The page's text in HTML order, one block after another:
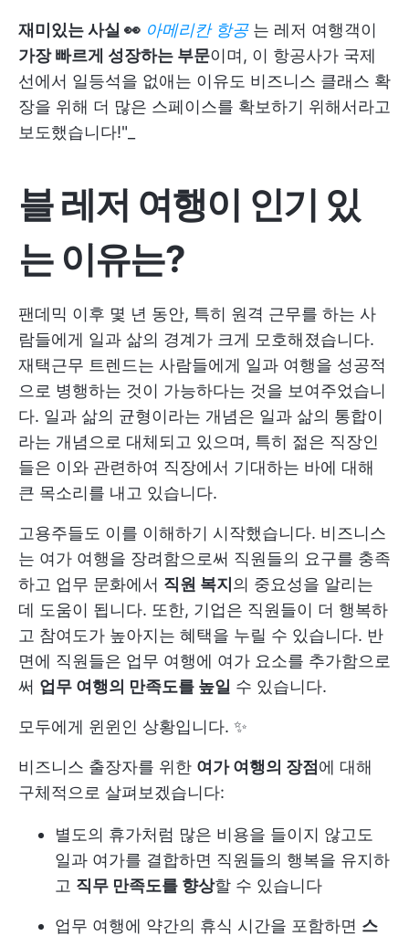
재미있는 사실 👀 아메리칸 항공는 레저 여행객이
가장 빠르게 성장하는 부문이며, 이 항공사가 국제
선에서 일등석을 없애는 이유도 비즈니스 클래스 확
장을 위해 더 많은 스페이스를 확보하기 위해서라고
보도했습니다!"_
블 레저 여행이 인기 있
는 이유는?
팬데믹 이후 몇 년 동안, 특히 원격 근무를 하는 사
람들에게 일과 삶의 경계가 크게 모호해졌습니다.
재택근무 트렌드는 사람들에게 일과 여행을 성공적
으로 병행하는 것이 가능하다는 것을 보여주었습니
다. 일과 삶의 균형이라는 개념은 일과 삶의 통합이
라는 개념으로 대체되고 있으며, 특히 젊은 직장인
들은 이와 관련하여 직장에서 기대하는 바에 대해
큰 목소리를 내고 있습니다.
고용주들도 이를 이해하기 시작했습니다. 비즈니스
는 여가 여행을 장려함으로써 직원들의 요구를 충족
하고 업무 문화에서 직원 복지 의 중요성을 알리는
데 도움이 됩니다. 또한, 기업은 직원들이 더 행복하
고 참여도가 높아지는 혜택을 누릴 수 있습니다. 반
면에 직원들은 업무 여행에 여가 요소를 추가함으로
써 업무 여행의 만족도를 높일 수 있습니다.
모두에게 윈윈인 상황입니다. ✨
비즈니스 출장자를 위한 여가 여행의 장점 에 대해
구체적으로 살펴보겠습니다:
별도의 휴가처럼 많은 비용을 들이지 않고도
일과 여가를 결합하면 직원들의 행복을 유지하
고 직무 만족도를 향상할 수 있습니다
업무 여행에 약간의 휴식 시간을 포함하면 스